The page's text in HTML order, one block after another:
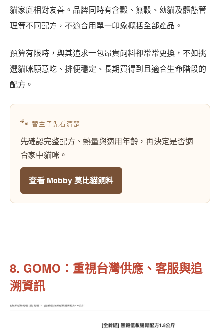
貓家庭相對友善。品牌同時有含穀、無穀、幼貓及體態管
理等不同配方，不適合用單一印象概括全部產品。
預算有限時，與其追求一包昂貴飼料卻常常更換，不如挑
選貓咪願意吃、排便穩定、長期買得到且適合生命階段的
配方。
🐾 替主子先看清楚
先確認完整配方、熱量與適用年齡，再決定是否適
合家中貓咪。
查看 Mobby 莫比貓飼料
8. GOMO：重視台灣供應、客服與追
溯資訊